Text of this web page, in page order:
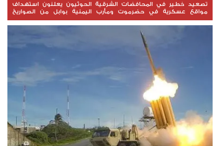
تصعيد خطير في المحافضات الشرقية الحوثيون يعلنون استهداف
مواقع عسكرية في حضرموت ومأرب اليمنية بوابل من الصواريخ